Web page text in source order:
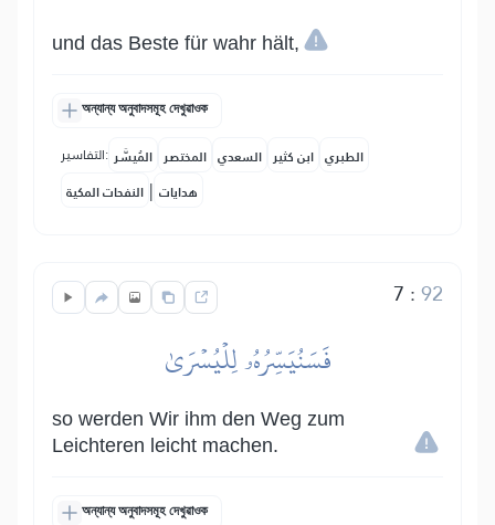
und das Beste für wahr hält,
অন্যান্য অনুবাদসমূহ দেখুৱাওক
التفاسير: المُيسَّر المختصر السعدي ابن كثير الطبري
النفحات المكية | هدايات
7 :92
فَسَنُيَسِّرُهُۥ لِلۡيُسۡرَىٰ
so werden Wir ihm den Weg zum
Leichteren leicht machen.
অন্যান্য অনুবাদসমূহ দেখুৱাওক